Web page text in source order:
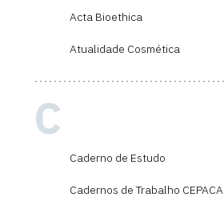
Acta Bioethica
Atualidade Cosmética
C
Caderno de Estudo
Cadernos de Trabalho CEPACA